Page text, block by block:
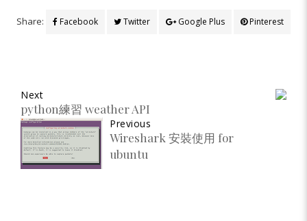
Share: Facebook Twitter Google Plus Pinterest
Next
python練習 weather API
Previous
Wireshark 安裝使用 for
ubuntu